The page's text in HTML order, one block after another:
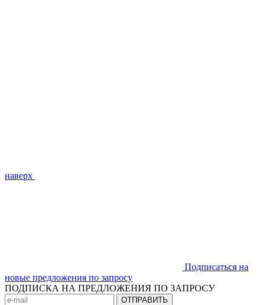
наверх
Подписаться на
новые предложения по запросу
ПОДПИСКА НА ПРЕДЛОЖЕНИЯ ПО ЗАПРОСУ
ОТПРАВИТЬ